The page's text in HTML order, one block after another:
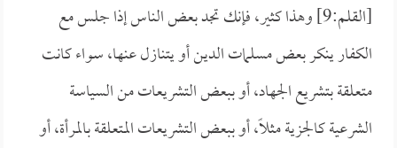
[القلم:9] وهذا كثير، فإنك تجد بعض الناس إذا جلس مع
الكفار ينكر بعض مسلمات الدين أو يتنازل عنها، سواء كانت
متعلقة بتشريع الجهاد، أو ببعض التشريعات من السياسة
الشرعية كالجزية مثلاً، أو ببعض التشريعات المتعلقة بالمرأة، أو